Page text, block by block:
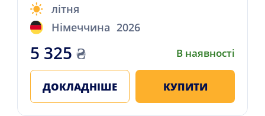
літня
Німеччина 2026
5 325 ₴ В наявності
ДОКЛАДНІШЕ КУПИТИ